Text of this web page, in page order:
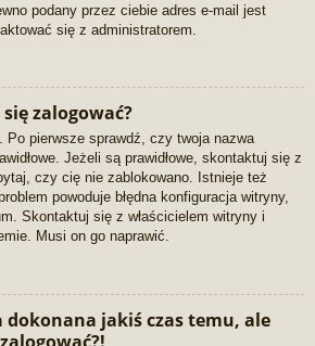
podany przez ciebie adres e-mail jest
się z administratorem.
zalogować?
Po pierwsze sprawdź, czy twoja nazwa
Jeżeli są prawidłowe, skontaktuj się z
czy cię nie zablokowano. Istnieje też
powoduje błędna konfiguracja witryny,
Skontaktuj się z właścicielem witryny i
Musi on go naprawić.
dokonana jakiś czas temu, ale